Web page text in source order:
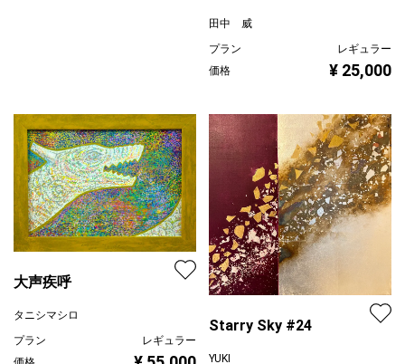
田中 威
プラン
レギュラー
価格
¥ 25,000
大声疾呼
タニシマシロ
プラン
レギュラー
Starry Sky #24
YUKI